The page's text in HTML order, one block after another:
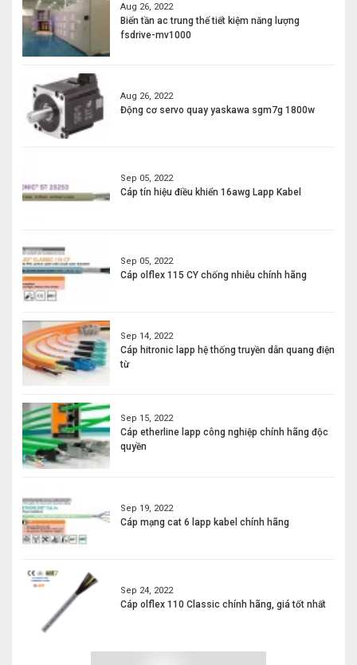
Aug 26, 2022
Biến tần ac trung thế tiết kiệm năng lượng
fsdrive-mv1000
Aug 26, 2022
Động cơ servo quay yaskawa sgm7g 1800w
Sep 05, 2022
Cáp tín hiệu điều khiển 16awg Lapp Kabel
Sep 05, 2022
Cáp olflex 115 CY chống nhiễu chính hãng
Sep 14, 2022
Cáp hitronic lapp hệ thống truyền dẫn quang điện
từ
Sep 15, 2022
Cáp etherline lapp công nghiệp chính hãng độc
quyền
Sep 19, 2022
Cáp mạng cat 6 lapp kabel chính hãng
Sep 24, 2022
Cáp olflex 110 Classic chính hãng, giá tốt nhất